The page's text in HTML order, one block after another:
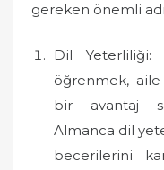
gereken önemli
Dil Yeterliliği:
öğrenmek,
bir avantaj
Almanca dil
becerilerini